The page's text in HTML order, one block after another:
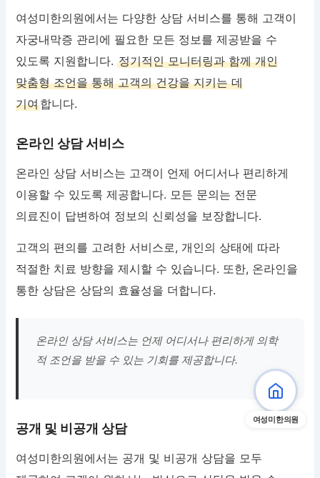
여성미한의원에서는 다양한 상담 서비스를 통해 고객이
자궁내막증 관리에 필요한 모든 정보를 제공받을 수
있도록 지원합니다.정기적인 모니터링과 함께 개인
맞춤형 조언을 통해 고객의 건강을 지키는 데
기여합니다.
온라인 상담 서비스
온라인 상담 서비스는 고객이 언제 어디서나 편리하게
이용할 수 있도록 제공합니다. 모든 문의는 전문
의료진이 답변하여 정보의 신뢰성을 보장합니다.
고객의 편의를 고려한 서비스로, 개인의 상태에 따라
적절한 치료 방향을 제시할 수 있습니다. 또한, 온라인을
통한 상담은 상담의 효율성을 더합니다.
온라인 상담 서비스는 언제 어디서나 편리하게 의학
적 조언을 받을 수 있는 기회를 제공합니다.
공개 및 비공개 상담
여성미한의원에서는 공개 및 비공개 상담을 모두
여성미한의원